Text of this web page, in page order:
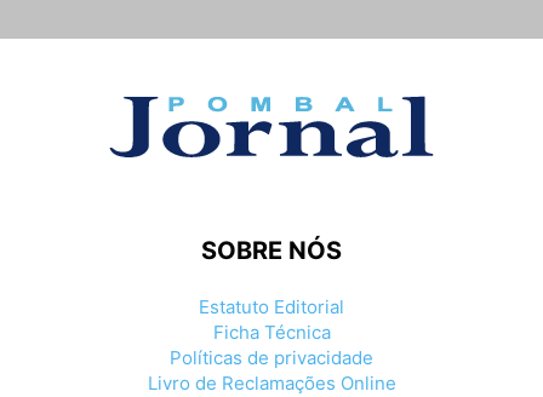
SOBRE NÓS
Estatuto Editorial
Ficha Técnica
Políticas de privacidade
Livro de Reclamações Online